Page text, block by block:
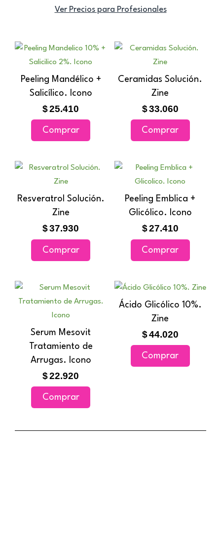
Ver Precios para Profesionales
Peeling Mandélico +
Salicílico. Icono
$25.410
Comprar
Ceramidas Solución.
Zine
$33.060
Comprar
Resveratrol Solución.
Zine
$37.930
Comprar
Peeling Emblica +
Glicólico. Icono
$27.410
Comprar
Serum Mesovit
Tratamiento de
Arrugas. Icono
$22.920
Comprar
Ácido Glicólico 10%.
Zine
$44.020
Comprar